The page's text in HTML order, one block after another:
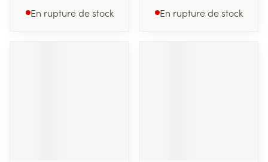
En rupture de stock En rupture de stock